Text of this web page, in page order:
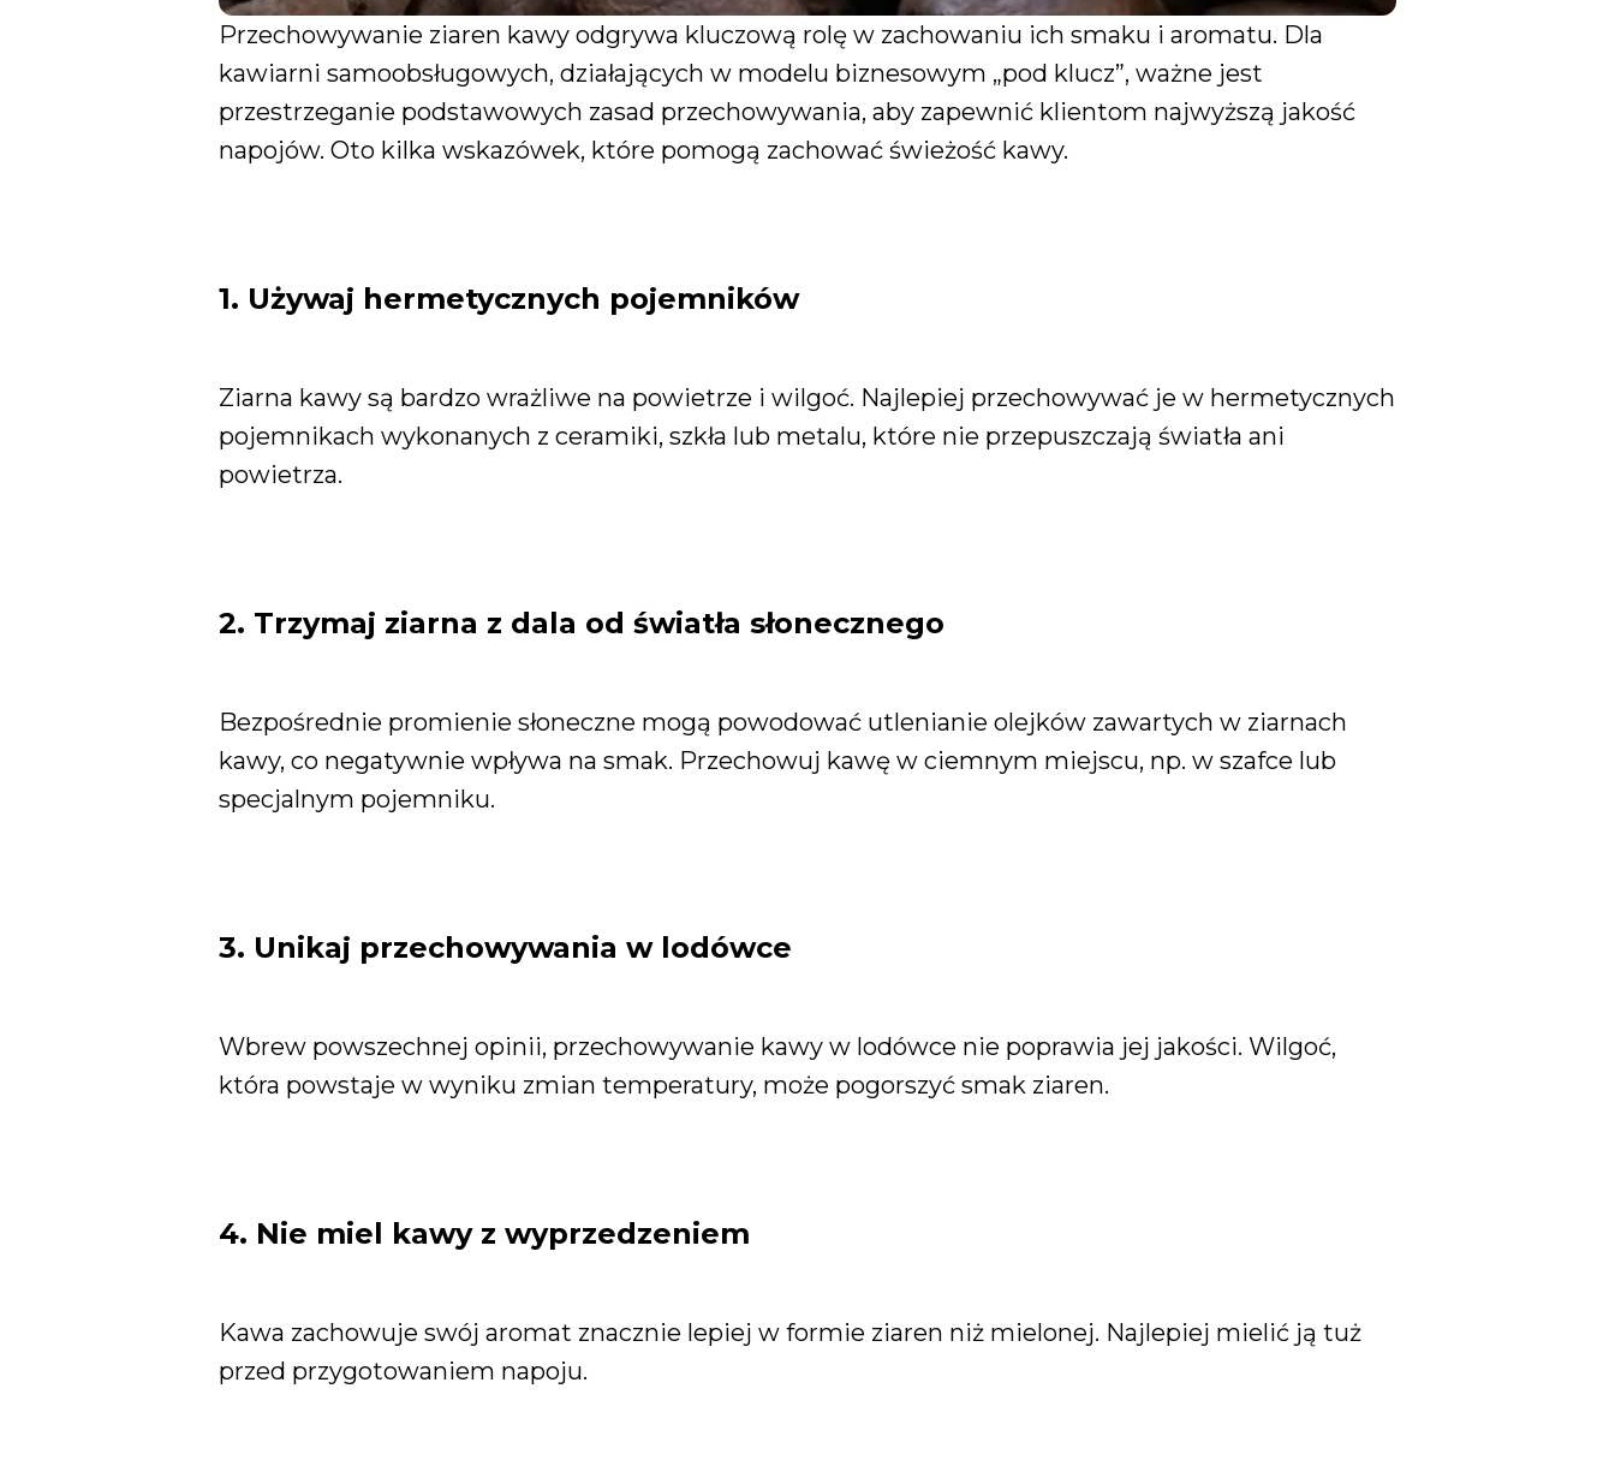
Przechowywanie ziaren kawy odgrywa kluczową rolę w zachowaniu ich smaku i aromatu. Dla
kawiarni samoobsługowych, działających w modelu biznesowym „pod klucz”, ważne jest
przestrzeganie podstawowych zasad przechowywania, aby zapewnić klientom najwyższą jakość
napojów. Oto kilka wskazówek, które pomogą zachować świeżość kawy.
1. Używaj hermetycznych pojemników
Ziarna kawy są bardzo wrażliwe na powietrze i wilgoć. Najlepiej przechowywać je w hermetycznych
pojemnikach wykonanych z ceramiki, szkła lub metalu, które nie przepuszczają światła ani
powietrza.
2. Trzymaj ziarna z dala od światła słonecznego
Bezpośrednie promienie słoneczne mogą powodować utlenianie olejków zawartych w ziarnach
kawy, co negatywnie wpływa na smak. Przechowuj kawę w ciemnym miejscu, np. w szafce lub
specjalnym pojemniku.
3. Unikaj przechowywania w lodówce
Wbrew powszechnej opinii, przechowywanie kawy w lodówce nie poprawia jej jakości. Wilgoć,
która powstaje w wyniku zmian temperatury, może pogorszyć smak ziaren.
4. Nie miel kawy z wyprzedzeniem
Kawa zachowuje swój aromat znacznie lepiej w formie ziaren niż mielonej. Najlepiej mielić ją tuż
przed przygotowaniem napoju.